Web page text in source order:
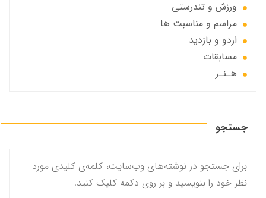
ورزش و تندرستی
مراسم و مناسبت ها
اردو و بازدید
مسابقات
هـنـر
جستجو
برای جستجو در نوشته‌های وب‌سایت، کلمه‌ی کلیدی مورد
نظر خود را بنویسید و بر روی دکمه کلیک کنید.